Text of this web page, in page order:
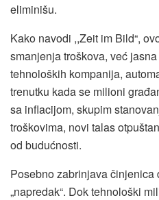
eliminišu.
Kako navodi ,,Zeit im Bild“,
smanjenja troškova, već
tehnoloških kompanija,
trenutku kada se milioni
sa inflacijom, skupim
troškovima, novi talas
od budućnosti.
Posebno zabrinjava činjenica
„napredak“. Dok tehnološki